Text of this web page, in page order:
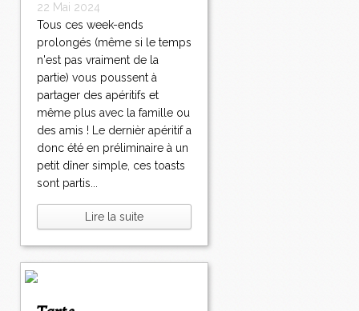
22 Mai 2024
Tous ces week-ends
prolongés (même si le temps
n'est pas vraiment de la
partie) vous poussent à
partager des apéritifs et
même plus avec la famille ou
des amis ! Le dernièr apéritif a
donc été en préliminaire à un
petit dîner simple, ces toasts
sont partis...
Lire la suite